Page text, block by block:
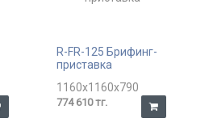
R-FR-125 Брифинг-
приставка
1160x1160x790
774 610 тг.